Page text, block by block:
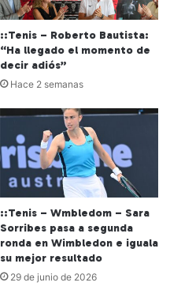
::Tenis – Roberto Bautista:
“Ha llegado el momento de
decir adiós”
Hace 2 semanas
::Tenis – Wmbledom – Sara
Sorribes pasa a segunda
ronda en Wimbledon e iguala
su mejor resultado
29 de junio de 2026